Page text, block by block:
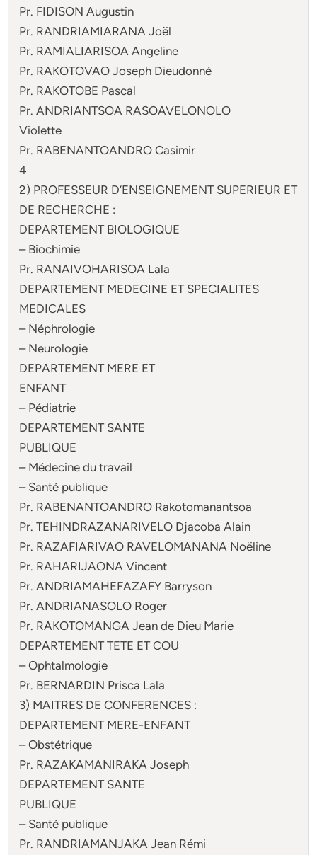
Pr. FIDISON Augustin
Pr. RANDRIAMIARANA Joël
Pr. RAMIALIARISOA Angeline
Pr. RAKOTOVAO Joseph Dieudonné
Pr. RAKOTOBE Pascal
Pr. ANDRIANTSOA RASOAVELONOLO
Violette
Pr. RABENANTOANDRO Casimir
4
2) PROFESSEUR D’ENSEIGNEMENT SUPERIEUR ET
DE RECHERCHE :
DEPARTEMENT BIOLOGIQUE
– Biochimie
Pr. RANAIVOHARISOA Lala
DEPARTEMENT MEDECINE ET SPECIALITES
MEDICALES
– Néphrologie
– Neurologie
DEPARTEMENT MERE ET
ENFANT
– Pédiatrie
DEPARTEMENT SANTE
PUBLIQUE
– Médecine du travail
– Santé publique
Pr. RABENANTOANDRO Rakotomanantsoa
Pr. TEHINDRAZANARIVELO Djacoba Alain
Pr. RAZAFIARIVAO RAVELOMANANA Noëline
Pr. RAHARIJAONA Vincent
Pr. ANDRIAMAHEFAZAFY Barryson
Pr. ANDRIANASOLO Roger
Pr. RAKOTOMANGA Jean de Dieu Marie
DEPARTEMENT TETE ET COU
– Ophtalmologie
Pr. BERNARDIN Prisca Lala
3) MAITRES DE CONFERENCES :
DEPARTEMENT MERE-ENFANT
– Obstétrique
Pr. RAZAKAMANIRAKA Joseph
DEPARTEMENT SANTE
PUBLIQUE
– Santé publique
Pr. RANDRIAMANJAKA Jean Rémi